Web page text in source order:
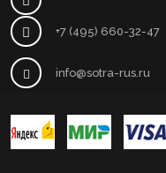
+7 (495) 660-32-47
info@sotra-rus.ru